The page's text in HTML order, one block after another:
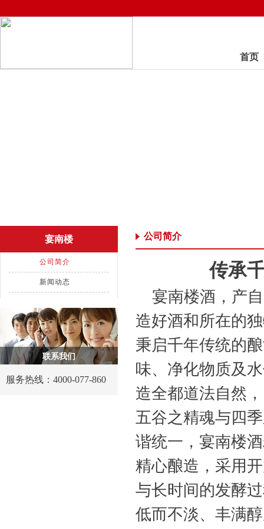
首页
宴南楼
公司简介
新闻动态
联系我们
服务热线： 4000-077-860
公司简介
传承
宴南楼酒，产
造好酒和所在的
秉启千年传统的
味、净化物质及
造全都道法自然
五谷之精魂与四
谐统一，宴南楼
精心酿造，采用
与长时间的发酵
低而不淡、丰满